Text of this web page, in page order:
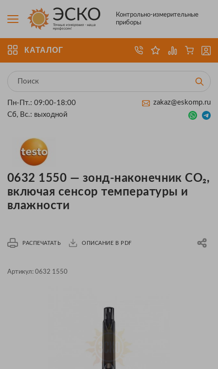
Контрольно-измерительные
приборы
КАТАЛОГ
Пн-Пт.: 09:00-18:00
Сб, Вс.: выходной
zakaz@eskomp.ru
0632 1550 — зонд-наконечник СО₂,
включая сенсор температуры и
влажности
РАСПЕЧАТАТЬ ОПИСАНИЕ В PDF
Артикул: 0632 1550